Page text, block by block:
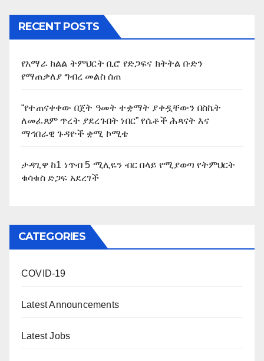
RECENT POSTS
የአማራ ክልል ትምህርት ቢሮ የድጋፍና ክትትል ቡድን
የማጠቃለያ ግብረ መልስ ሰጠ
“የተጠናቀቀው በጀት ዓመት ተቋማት ያቀዷቸውን በስኬት
ለመፈጸም ጥረት ያደረጉበት ነበር” የሴቶች ሕጻናት እና
ማኅበራዊ ጉዳዮች ቋሚ ኮሚቴ
ታዳጊዋ ከ1 ነጥብ 5 ሚሊዬን ብር በላይ የሚያወጣ የትምህርት
ቁሳቁስ ድጋፍ አደረገች
CATEGORIES
COVID-19
Latest Announcements
Latest Jobs